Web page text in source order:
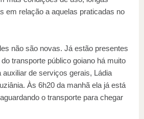
em relação a aquelas praticadas no
não são novas. Já estão presentes
transporte público goiano há muito
auxiliar de serviços gerais, Ládia
Às 6h20 da manhã ela já está
o transporte para chegar